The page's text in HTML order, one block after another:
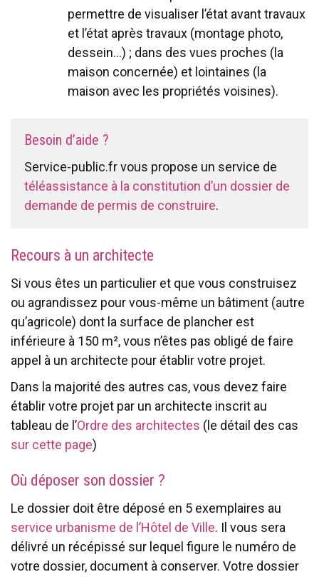
permettre de visualiser l’état avant travaux
et l’état après travaux (montage photo,
dessein…) ; dans des vues proches (la
maison concernée) et lointaines (la
maison avec les propriétés voisines).
Besoin d’aide ?
Service-public.fr vous propose un service de
téléassistance à la constitution d’un dossier de
demande de permis de construire.
Recours à un architecte
Si vous êtes un particulier et que vous construisez
ou agrandissez pour vous-même un bâtiment (autre
qu’agricole) dont la surface de plancher est
inférieure à 150 m², vous n’êtes pas obligé de faire
appel à un architecte pour établir votre projet.
Dans la majorité des autres cas, vous devez faire
établir votre projet par un architecte inscrit au
tableau de l’Ordre des architectes (le détail des cas
sur cette page)
Où déposer son dossier ?
Le dossier doit être déposé en 5 exemplaires au
service urbanisme de l’Hôtel de Ville. Il vous sera
délivré un récépissé sur lequel figure le numéro de
votre dossier, document à conserver. Votre dossier